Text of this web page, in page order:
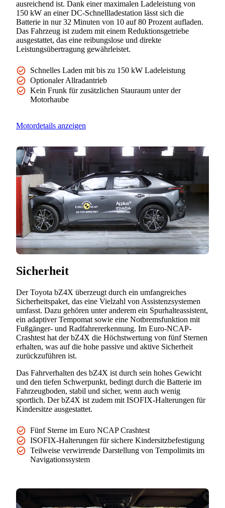
ausreichend ist. Dank einer maximalen Ladeleistung von
150 kW an einer DC-Schnellladestation lässt sich die
Batterie in nur 32 Minuten von 10 auf 80 Prozent aufladen.
Das Fahrzeug ist zudem mit einem Reduktionsgetriebe
ausgestattet, das eine reibungslose und direkte
Leistungsübertragung gewährleistet.
Schnelles Laden mit bis zu 150 kW Ladeleistung
Optionaler Allradantrieb
Kein Frunk für zusätzlichen Stauraum unter der
Motorhaube
Motordetails anzeigen
Sicherheit
Der Toyota bZ4X überzeugt durch ein umfangreiches
Sicherheitspaket, das eine Vielzahl von Assistenzsystemen
umfasst. Dazu gehören unter anderem ein Spurhalteassistent,
ein adaptiver Tempomat sowie eine Notbremsfunktion mit
Fußgänger- und Radfahrererkennung. Im Euro-NCAP-
Crashtest hat der bZ4X die Höchstwertung von fünf Sternen
erhalten, was auf die hohe passive und aktive Sicherheit
zurückzuführen ist.
Das Fahrverhalten des bZ4X ist durch sein hohes Gewicht
und den tiefen Schwerpunkt, bedingt durch die Batterie im
Fahrzeugboden, stabil und sicher, wenn auch wenig
sportlich. Der bZ4X ist zudem mit ISOFIX-Halterungen für
Kindersitze ausgestattet.
Fünf Sterne im Euro NCAP Crashtest
ISOFIX-Halterungen für sichere Kindersitzbefestigung
Teilweise verwirrende Darstellung von Tempolimits im
Navigationssystem